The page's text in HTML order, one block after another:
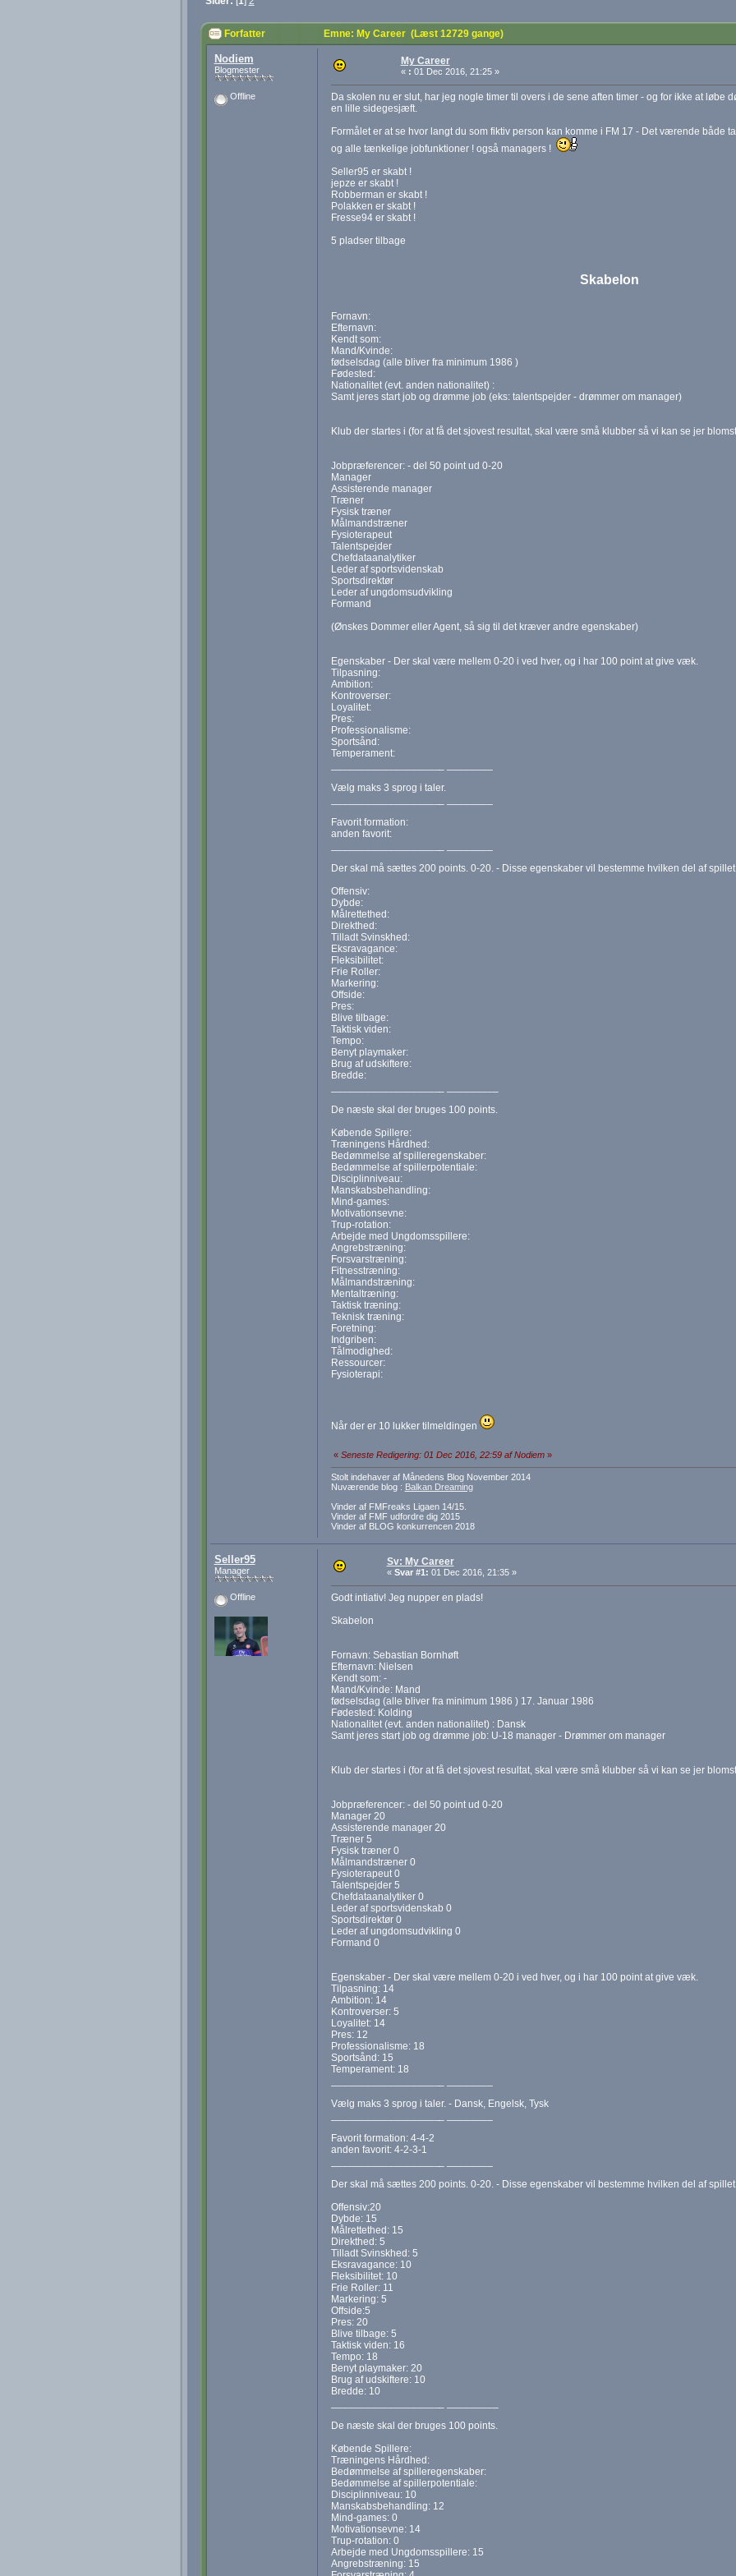
Forfatter Emne: My Career (Læst 12729 gange)
Nodiem
Blogmester
Offline
My Career
« : 01 Dec 2016, 21:25 »
Da skolen nu er slut, har jeg nogle timer til overs i de sene aften timer - og for ikke at løbe
en lille sidegesjæft.
Formålet er at se hvor langt du som fiktiv person kan komme i FM 17 - Det værende både
og alle tænkelige jobfunktioner ! også managers !
Seller95 er skabt !
jepze er skabt !
Robberman er skabt !
Polakken er skabt !
Fresse94 er skabt !
5 pladser tilbage
Skabelon
Fornavn:
Efternavn:
Kendt som:
Mand/Kvinde:
fødselsdag (alle bliver fra minimum 1986 )
Fødested:
Nationalitet (evt. anden nationalitet) :
Samt jeres start job og drømme job (eks: talentspejder - drømmer om manager)
Klub der startes i (for at få det sjovest resultat, skal være små klubber så vi kan se jer
Jobpræferencer: - del 50 point ud 0-20
Manager
Assisterende manager
Træner
Fysisk træner
Målmandstræner
Fysioterapeut
Talentspejder
Chefdataanalytiker
Leder af sportsvidenskab
Sportsdirektør
Leder af ungdomsudvikling
Formand
(Ønskes Dommer eller Agent, så sig til det kræver andre egenskaber)
Egenskaber - Der skal være mellem 0-20 i ved hver, og i har 100 point at give væk.
Tilpasning:
Ambition:
Kontroverser:
Loyalitet:
Pres:
Professionalisme:
Sportsånd:
Temperament:
Vælg maks 3 sprog i taler.
Favorit formation:
anden favorit:
Der skal må sættes 200 points. 0-20. - Disse egenskaber vil bestemme hvilken del af
Offensiv:
Dybde:
Målrettethed:
Direkthed:
Tilladt Svinskhed:
Eksravagance:
Fleksibilitet:
Frie Roller:
Markering:
Offside:
Pres:
Blive tilbage:
Taktisk viden:
Tempo:
Benyt playmaker:
Brug af udskiftere:
Bredde:
De næste skal der bruges 100 points.
Købende Spillere:
Træningens Hårdhed:
Bedømmelse af spilleregenskaber:
Bedømmelse af spillerpotentiale:
Disciplinniveau:
Manskabsbehandling:
Mind-games:
Motivationsevne:
Trup-rotation:
Arbejde med Ungdomsspillere:
Angrebstræning:
Forsvarstræning:
Fitnesstræning:
Målmandstræning:
Mentaltræning:
Taktisk træning:
Teknisk træning:
Foretning:
Indgriben:
Tålmodighed:
Ressourcer:
Fysioterapi:
Når der er 10 lukker tilmeldingen
« Seneste Redigering: 01 Dec 2016, 22:59 af Nodiem»
Stolt indehaver af Månedens Blog November 2014
Nuværende blog : Balkan Dreaming
Vinder af FMFreaks Ligaen 14/15.
Vinder af FMF udfordre dig 2015
Vinder af BLOG konkurrencen 2018
Seller95
Manager
Offline
Sv: My Career
« Svar #1: 01 Dec 2016, 21:35 »
Godt intiativ! Jeg nupper en plads!
Skabelon
Fornavn: Sebastian Bornhøft
Efternavn: Nielsen
Kendt som: -
Mand/Kvinde: Mand
fødselsdag (alle bliver fra minimum 1986 ) 17. Januar 1986
Fødested: Kolding
Nationalitet (evt. anden nationalitet) : Dansk
Samt jeres start job og drømme job: U-18 manager - Drømmer om manager
Klub der startes i (for at få det sjovest resultat, skal være små klubber så vi kan se jer
Jobpræferencer: - del 50 point ud 0-20
Manager 20
Assisterende manager 20
Træner 5
Fysisk træner 0
Målmandstræner 0
Fysioterapeut 0
Talentspejder 5
Chefdataanalytiker 0
Leder af sportsvidenskab 0
Sportsdirektør 0
Leder af ungdomsudvikling 0
Formand 0
Egenskaber - Der skal være mellem 0-20 i ved hver, og i har 100 point at give væk.
Tilpasning: 14
Ambition: 14
Kontroverser: 5
Loyalitet: 14
Pres: 12
Professionalisme: 18
Sportsånd: 15
Temperament: 18
Vælg maks 3 sprog i taler. - Dansk, Engelsk, Tysk
Favorit formation: 4-4-2
anden favorit: 4-2-3-1
Der skal må sættes 200 points. 0-20. - Disse egenskaber vil bestemme hvilken del af
Offensiv:20
Dybde: 15
Målrettethed: 15
Direkthed: 5
Tilladt Svinskhed: 5
Eksravagance: 10
Fleksibilitet: 10
Frie Roller: 11
Markering: 5
Offside:5
Pres: 20
Blive tilbage: 5
Taktisk viden: 16
Tempo: 18
Benyt playmaker: 20
Brug af udskiftere: 10
Bredde: 10
De næste skal der bruges 100 points.
Købende Spillere:
Træningens Hårdhed:
Bedømmelse af spilleregenskaber:
Bedømmelse af spillerpotentiale:
Disciplinniveau: 10
Manskabsbehandling: 12
Mind-games: 0
Motivationsevne: 14
Trup-rotation: 0
Arbejde med Ungdomsspillere: 15
Angrebstræning: 15